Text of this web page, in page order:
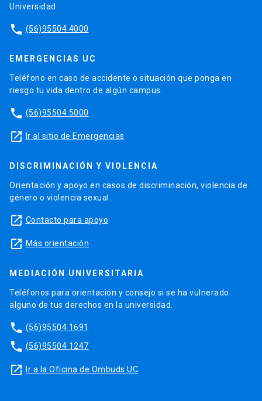
Universidad.
phone (56)95504 4000
EMERGENCIAS UC
Teléfono en caso de accidente o situación que ponga en
riesgo tu vida dentro de algún campus.
phone (56)95504 5000
launch Ir al sitio de Emergencias
DISCRIMINACIÓN Y VIOLENCIA
Orientación y apoyo en casos de discriminación, violencia de
género o violencia sexual.
launch Contacto para apoyo
launch Más orientación
MEDIACIÓN UNIVERSITARIA
Teléfonos para orientación y consejo si se ha vulnerado
alguno de tus derechos en la universidad.
phone (56)95504 1691
phone (56)95504 1247
launch Ir a la Oficina de Ombuds UC